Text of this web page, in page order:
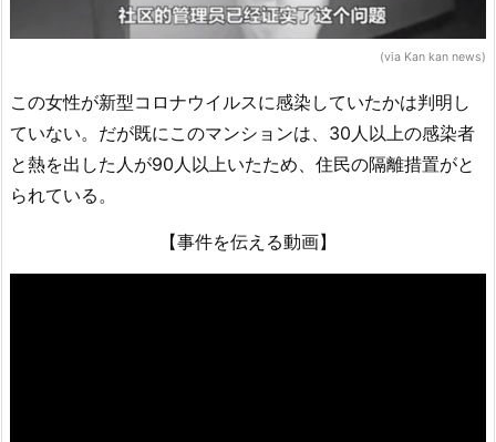
(via Kan kan news)
この女性が新型コロナウイルスに感染していたかは判明し
ていない。だが既にこのマンションは、30人以上の感染者
と熱を出した人が90人以上いたため、住民の隔離措置がと
られている。
【事件を伝える動画】